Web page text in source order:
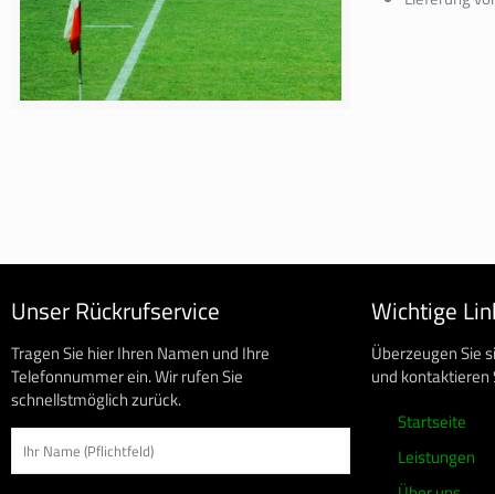
Unser Rückrufservice
Tragen Sie hier Ihren Namen und Ihre
Telefonnummer ein. Wir rufen Sie
schnellstmöglich zurück.
Wichtige
Überzeugen Sie
und kontaktieren
Startseite
Leistungen